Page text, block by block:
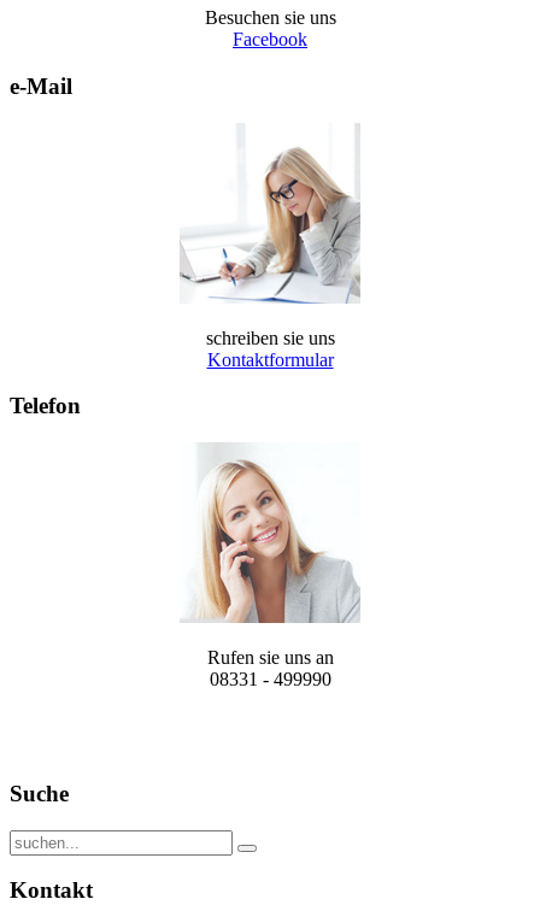
Besuchen sie uns
Facebook
e-Mail
schreiben sie uns
Kontaktformular
Telefon
Rufen sie uns an
08331 - 499990
Suche
Kontakt